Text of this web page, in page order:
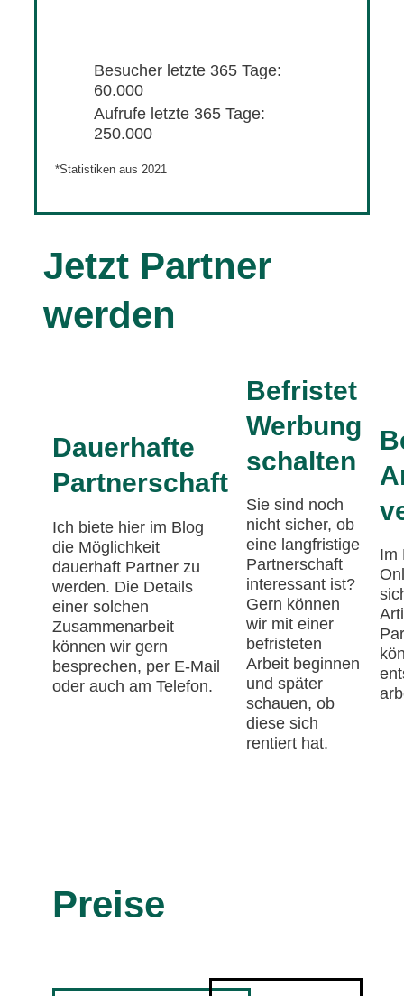
Besucher letzte 365 Tage:
60.000
Aufrufe letzte 365 Tage:
250.000
*Statistiken aus 2021
Jetzt Partner
werden
Dauerhafte
Partnerschaft
Ich biete hier im Blog
die Möglichkeit
dauerhaft Partner zu
werden. Die Details
einer solchen
Zusammenarbeit
können wir gern
besprechen, per E-Mail
oder auch am Telefon.
Befristet
Werbung
schalten
Sie sind noch
nicht sicher, ob
eine langfristige
Partnerschaft
interessant ist?
Gern können
wir mit einer
befristeten
Arbeit beginnen
und später
schauen, ob
diese sich
rentiert hat.
Im
Preise